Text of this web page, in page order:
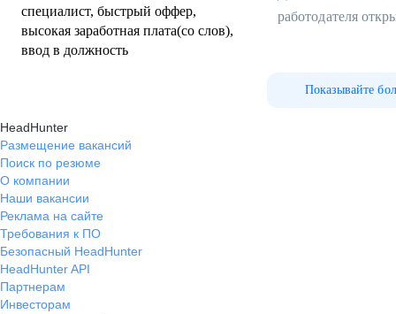
специалист, быстрый оффер,
высокая заработная плата(со слов),
ввод в должность
работодателя
Показывайте
HeadHunter
Размещение вакансий
Поиск по резюме
О компании
Наши вакансии
Реклама на сайте
Требования к ПО
Безопасный HeadHunter
HeadHunter API
Партнерам
Инвесторам